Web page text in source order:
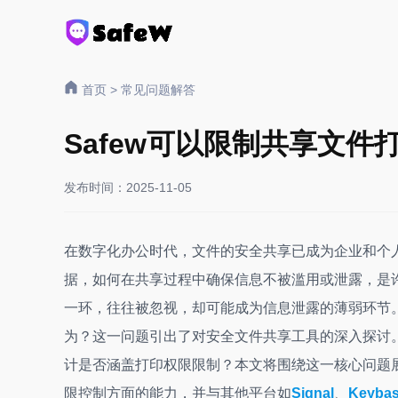
首页 > 常见问题解答
Safew可以限制共享文件
发布时间：2025-11-05
在数字化办公时代，文件的安全共享已成为企业和
据，如何在共享过程中确保信息不被滥用或泄露，
一环，往往被忽视，却可能成为信息泄露的薄弱环
为？这一问题引出了对安全文件共享工具的深入探讨
计是否涵盖打印权限限制？本文将围绕这一核心问
限控制方面的能力，并与其他平台如Signal